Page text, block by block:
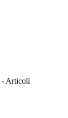
- Articoli